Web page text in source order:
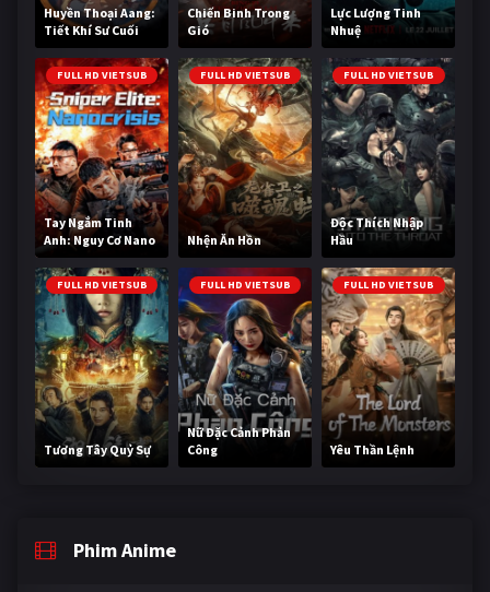
Huyền Thoại Aang:
Tiết Khí Sư Cuối
Cùng
Chiến Binh Trong
Gió
Lực Lượng Tinh
Nhuệ
FULL HD VIETSUB
Tay Ngắm Tinh
Anh: Nguy Cơ Nano
FULL HD VIETSUB
Nhện Ăn Hồn
FULL HD VIETSUB
Độc Thích Nhập
Hầu
FULL HD VIETSUB
Tương Tây Quỷ Sự
FULL HD VIETSUB
Nữ Đặc Cảnh Phản
Công
FULL HD VIETSUB
Yêu Thần Lệnh
Phim Anime